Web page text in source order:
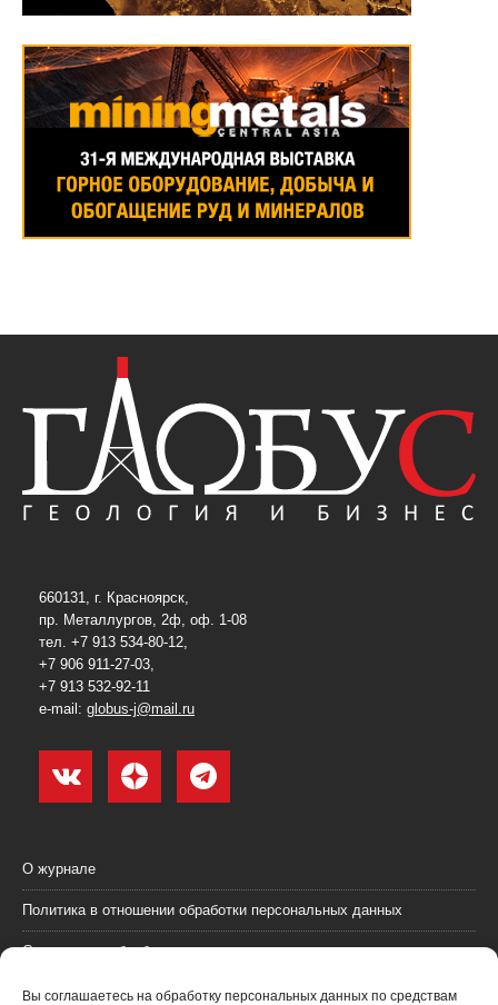
Вы соглашаетесь на обработку персональных данных по средствам
660131, г. Красноярск,
пр. Металлургов, 2ф, оф. 1-08
тел. +7 913 534-80-12,
+7 906 911-27-03,
+7 913 532-92-11
e-mail: globus-j@mail.ru
О журнале
Политика в отношении обработки персональных данных
Согласие на обработку персональных данных
Пользовательское соглашение (оферта)